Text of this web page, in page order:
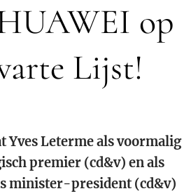
op
Lijst!
Yves Leterme als voormalig
premier (cd&v) en als
minister-president (cd&v)